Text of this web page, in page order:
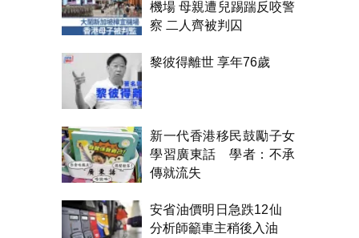
機場 母親遭兒踢踹反咬警
察 二人齊被判囚
黎彼得離世 享年76歲
新一代香港移民鼓勵子女
學習廣東話 學者：不承
傳就流失
安省油價明日急跌12仙
分析師籲車主稍後入油